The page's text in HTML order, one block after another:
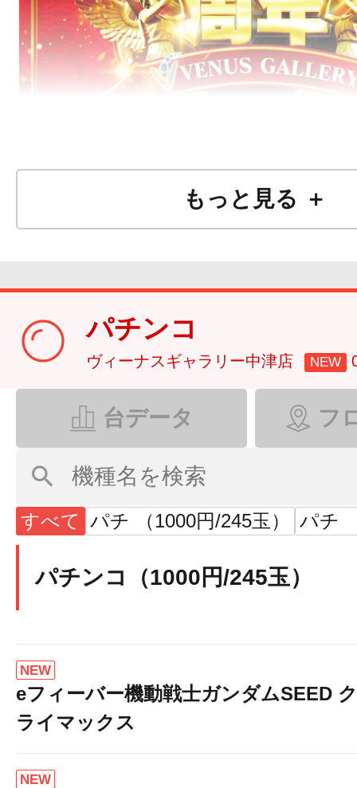
★最新情報★
もっと見る ＋
パチンコ
ヴィーナスギャラリー中津店 NEW
台データ フ
すべて パチ （1000円/245玉） パチ
パチンコ（1000円/245玉）
NEW
eフィーバー機動戦士ガンダムSEED ク
ライマックス
NEW